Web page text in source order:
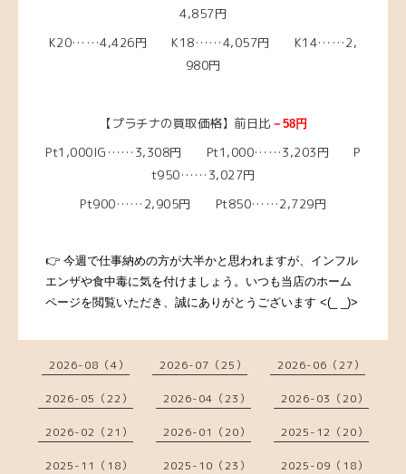
4,857円
K20……4,426円 K18……4,057円 K14……2,
980円
【プラチナの買取価格】前日比 －58円
Pt1,000IG……3,308円 Pt1,000……3,203円 P
t950……3,027円
Pt900……2,905円 Pt850……2,729円
👉 今週で仕事納めの方が大半かと思われますが、インフル
エンザや食中毒に気を付けましょう。いつも当店のホーム
ページを閲覧いただき、 誠にありがとうございます <(_ _)>
2026-08（4） 2026-07（25） 2026-06（27）
2026-05（22） 2026-04（23） 2026-03（20）
2026-02（21） 2026-01（20） 2025-12（20）
2025-11（18） 2025-10（23） 2025-09（18）